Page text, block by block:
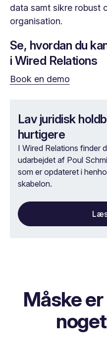
data samt sikre robust
organisation.
Se, hvordan du
i Wired Relations
Book en demo
Lav juridisk
hurtigere
I Wired Relations finder
udarbejdet af Poul
som er opdateret i
skabelon.
Måske